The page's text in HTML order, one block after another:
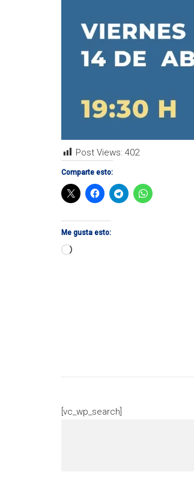
Post Views: 402
Comparte esto:
Me gusta esto:
Cargando...
[vc_wp_search]